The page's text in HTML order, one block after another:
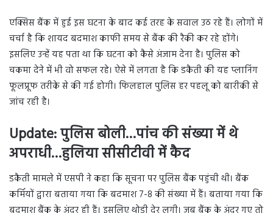
एक्सिस बैंक में हुई इस घटना के बाद कई तरह के सवाल उठ रहे हैं। लोगों में
चर्चा है कि शायद बदमाश काफी समय से बैंक की रैकी कर रहे होंगे।
इसलिए उन्हें यह पता था कि घटना को कैसे अंजाम देना है। पुलिस को
चकमा देने में भी वो सफल रहे। ऐसे में लगता है कि डकैती की यह प्लानिंग
फूलप्रूफ तरीके से की गई होगी। फिलहाल पुलिस हर पहलू को बारीकी से
जांच रही है।
Update: पुलिस बोली…पांच की संख्या में थे
अपराधी…हुलिया सीसीटीवी में कैद
डकैती मामले में एसपी ने कहा कि सूचना पर पुलिस बैंक पहुंची थी। बैंक
कर्मियों द्वारा बताया गया कि बदमाश 7-8 की संख्या में हैं। बताया गया कि